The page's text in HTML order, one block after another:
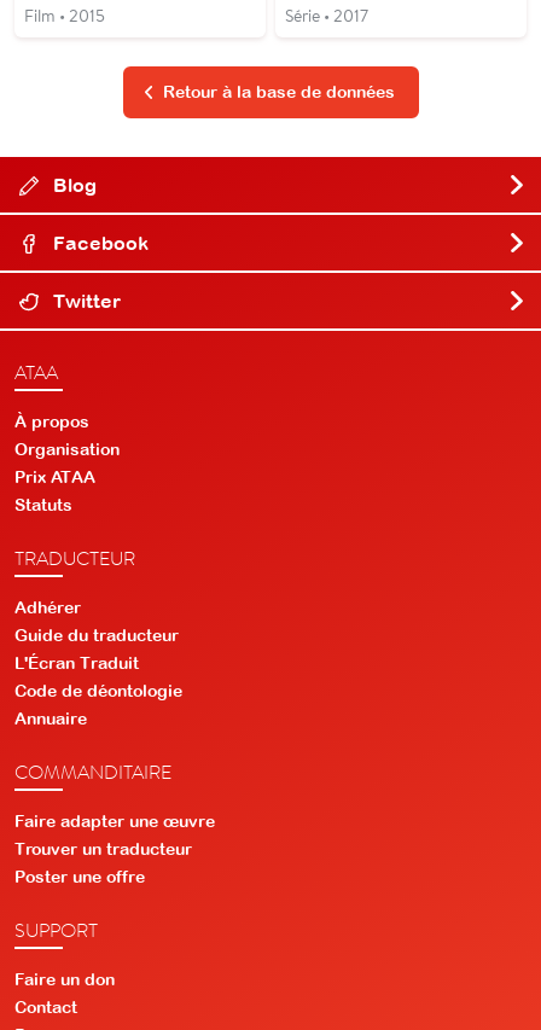
Film • 2015 Série • 2017
Retour à la base de données
Blog
Facebook
Twitter
ATAA
À propos
Organisation
Prix ATAA
Statuts
TRADUCTEUR
Adhérer
Guide du traducteur
L'Écran Traduit
Code de déontologie
Annuaire
COMMANDITAIRE
Faire adapter une œuvre
Trouver un traducteur
Poster une offre
SUPPORT
Faire un don
Contact